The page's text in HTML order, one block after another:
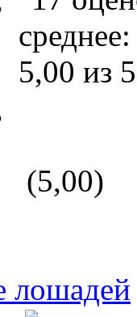
(5,00)
лошадей